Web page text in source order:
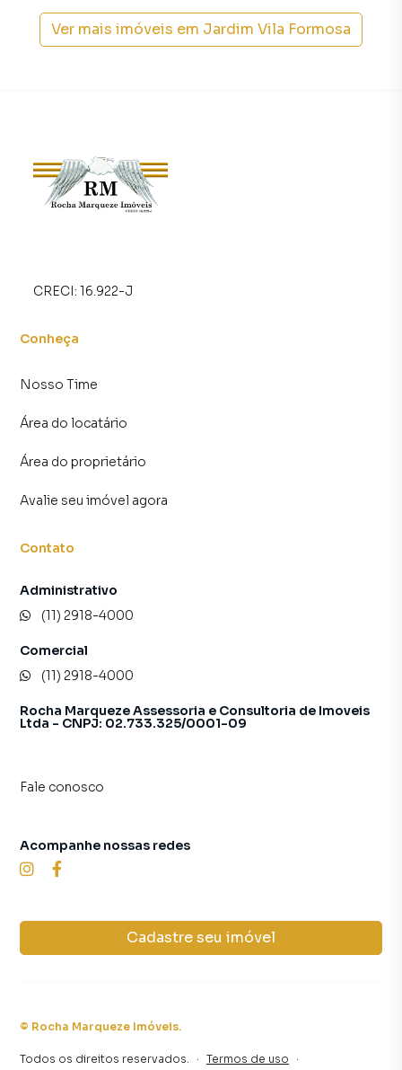
Ver mais imóveis em Jardim Vila Formosa
CRECI: 16.922-J
Conheça
Nosso Time
Área do locatário
Área do proprietário
Avalie seu imóvel agora
Contato
Administrativo
(11) 2918-4000
Comercial
(11) 2918-4000
Rocha Marqueze Assessoria e Consultoria de Imoveis
Ltda - CNPJ: 02.733.325/0001-09
Fale conosco
Cadastre seu imóvel
Acompanhe nossas redes
© Rocha Marqueze Imóveis.
Todos os direitos reservados. · Termos de uso ·